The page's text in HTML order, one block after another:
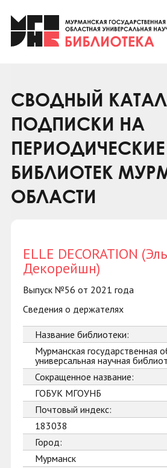
Клуб «Гиря и
Клуб «Семейный
Коллегам
Контакты
СВОДНЫЙ
ПОДПИСКИ НА
БИБЛИОТЕК
ОБЛАСТИ
ELLE DECORATION (Эль
Декорейшн)
Выпуск №56 от 2021 года
Сведения о держателях
Название библиотеки:
Мурманская государственная
универсальная научная
Сокращенное название:
ГОБУК МГОУНБ
Почтовый индекс:
183038
Город:
Мурманск